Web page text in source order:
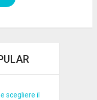
scegliere il